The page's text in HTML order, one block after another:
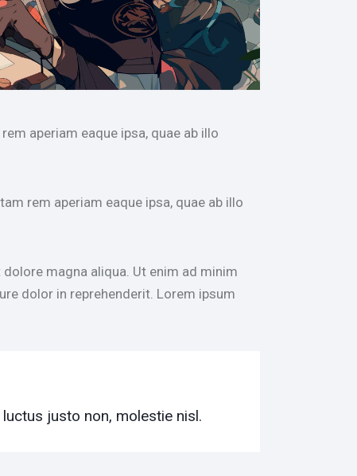
aperiam eaque ipsa, quae ab illo
rem aperiam eaque ipsa, quae ab illo
magna aliqua. Ut enim ad minim
dolor in reprehenderit. Lorem ipsum
justo non, molestie nisl.